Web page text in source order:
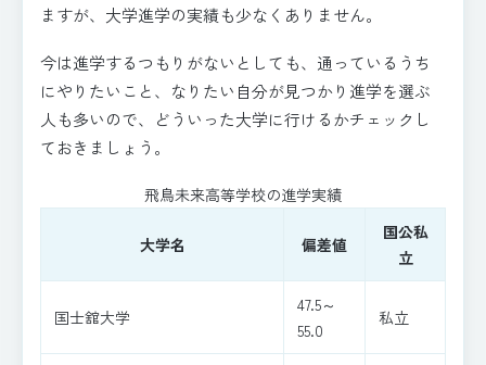
ますが、大学進学の実績も少なくありません。
今は進学するつもりがないとしても、通っているうち
にやりたいこと、なりたい自分が見つかり進学を選ぶ
人も多いので、どういった大学に行けるかチェックし
ておきましょう。
飛鳥未来高等学校の進学実績
大学名 偏差値
国公私
立
国士舘大学
47.5～
55.0
私立